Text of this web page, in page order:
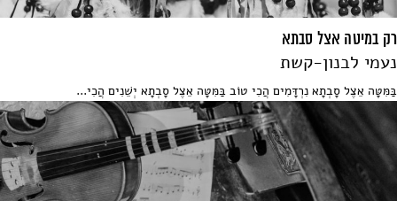
רק במיטה אצל סבתא
נעמי לבנון-קשת
בַּמִּטָּה אֵצֶל סָבְתָא נִרְדָּמִים הֲכִי טוֹב בַּמִּטָּה אֵצֶל סָבְתָא יְשֵׁנִים הֲכִי...